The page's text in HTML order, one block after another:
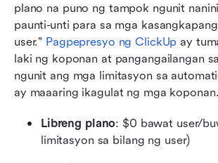
plano na puno ng tampok ngunit
paunti-unti para sa mga
user.” Pagpepresyo ng ClickUp ay
laki ng koponan at pangangailangan
ngunit ang mga limitasyon sa
ay maaaring ikagulat ng mga koponan.
Libreng plano: $0 bawat user/
limitasyon sa bilang ng user)